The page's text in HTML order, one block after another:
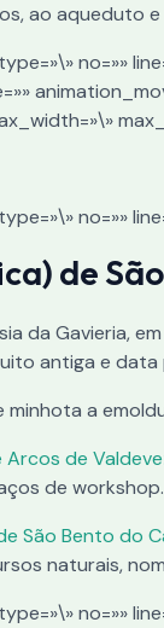
ao aqueduto
no=»»
no=»»
de
da Gavieria,
antiga e
minhota a
Arcos de
de workshop.
São Bento do
naturais,
no=»»